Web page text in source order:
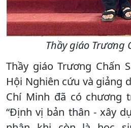
Thầy giáo Trương
Thầy giáo Trương Chấn
Hội Nghiên cứu và giảng
Chí Minh đã có chương
“Định vị bản thân - xây